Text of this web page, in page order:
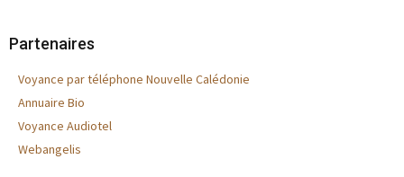
Partenaires
Voyance par téléphone Nouvelle Calédonie
Annuaire Bio
Voyance Audiotel
Webangelis